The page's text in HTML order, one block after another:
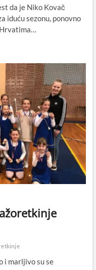
da je Niko Kovač
iduću sezonu, ponovno
i marljivo su se